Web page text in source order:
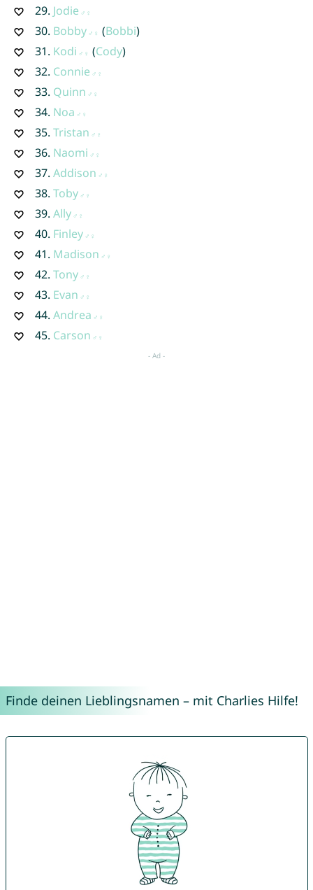
29. Jodie
30. Bobby (Bobbi)
31. Kodi (Cody)
32. Connie
33. Quinn
34. Noa
35. Tristan
36. Naomi
37. Addison
38. Toby
39. Ally
40. Finley
41. Madison
42. Tony
43. Evan
44. Andrea
45. Carson
Finde deinen Lieblingsnamen – mit Charlies Hilfe!